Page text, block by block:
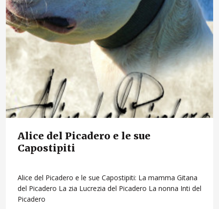
Alice del Picadero e le sue
Capostipiti
Alice del Picadero e le sue Capostipiti: La mamma Gitana
del Picadero La zia Lucrezia del Picadero La nonna Inti del
Picadero